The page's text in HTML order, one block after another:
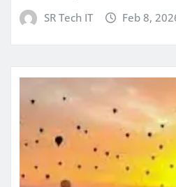
SR Tech IT Feb 8,